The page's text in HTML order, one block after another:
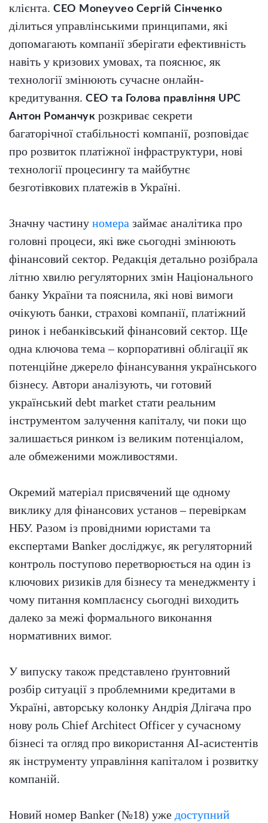
клієнта. CEO Moneyveo Сергій Сінченко
ділиться управлінськими принципами, які
допомагають компанії зберігати ефективність
навіть у кризових умовах, та пояснює, як
технології змінюють сучасне онлайн-
кредитування. СЕО та Голова правління UPC
Антон Романчук розкриває секрети
багаторічної стабільності компанії, розповідає
про розвиток платіжної інфраструктури, нові
технології процесингу та майбутнє
безготівкових платежів в Україні.
Значну частину номера займає аналітика про
головні процеси, які вже сьогодні змінюють
фінансовий сектор. Редакція детально розібрала
літню хвилю регуляторних змін Національного
банку України та пояснила, які нові вимоги
очікують банки, страхові компанії, платіжний
ринок і небанківський фінансовий сектор. Ще
одна ключова тема – корпоративні облігації як
потенційне джерело фінансування українського
бізнесу. Автори аналізують, чи готовий
український debt market стати реальним
інструментом залучення капіталу, чи поки що
залишається ринком із великим потенціалом,
але обмеженими можливостями.
Окремий матеріал присвячений ще одному
виклику для фінансових установ – перевіркам
НБУ. Разом із провідними юристами та
експертами Banker досліджує, як регуляторний
контроль поступово перетворюється на один із
ключових ризиків для бізнесу та менеджменту і
чому питання комплаєнсу сьогодні виходить
далеко за межі формального виконання
нормативних вимог.
У випуску також представлено ґрунтовний
розбір ситуації з проблемними кредитами в
Україні, авторську колонку Андрія Длігача про
нову роль Chief Architect Officer у сучасному
бізнесі та огляд про використання AI-асистентів
як інструменту управління капіталом і розвитку
компаній.
Новий номер Banker (№18) уже доступний